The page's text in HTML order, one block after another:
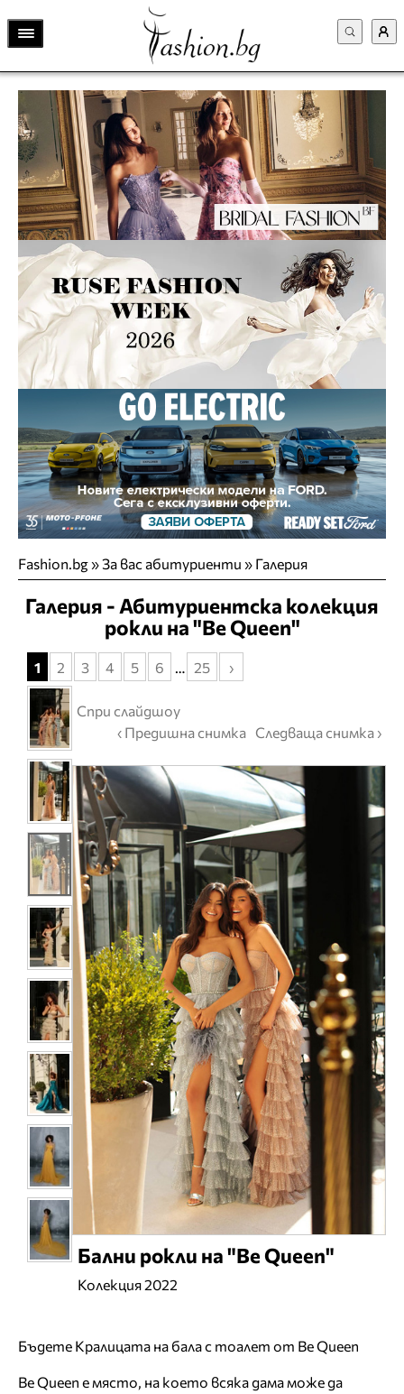
Fashion.bg»За вас абитуриенти » Галерия
Галерия - Абитуриентска колекция
рокли на "Be Queen"
Спри слайдшоу
‹ Предишна снимка Следваща снимка ›
Бални рокли на "Be Queen"
Колекция 2022
1 2 3 4 5 6 … 25 ›
Бъдете Кралицата на бала с тоалет от Be Queen
Be Queen е място, на което всяка дама може да